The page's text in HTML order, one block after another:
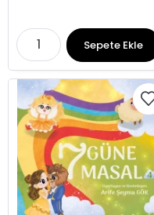
Sepete Ekle